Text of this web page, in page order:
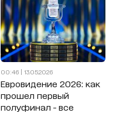
00:46 | 13.05.2026
Евровидение 2026: как
прошел первый
полуфинал - все